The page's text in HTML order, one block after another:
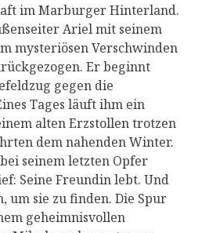
im Marburger Hinterland.
Ariel mit seinem
mysteriösen Verschwinden
Er beginnt
gegen die
Tages läuft ihm ein
alten Erzstollen trotzen
dem nahenden Winter.
seinem letzten Opfer
Seine Freundin lebt. Und
um sie zu finden. Die Spur
geheimnisvollen